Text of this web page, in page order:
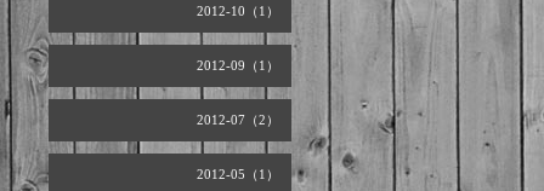
2012-10（1）
2012-09（1）
2012-07（2）
2012-05（1）